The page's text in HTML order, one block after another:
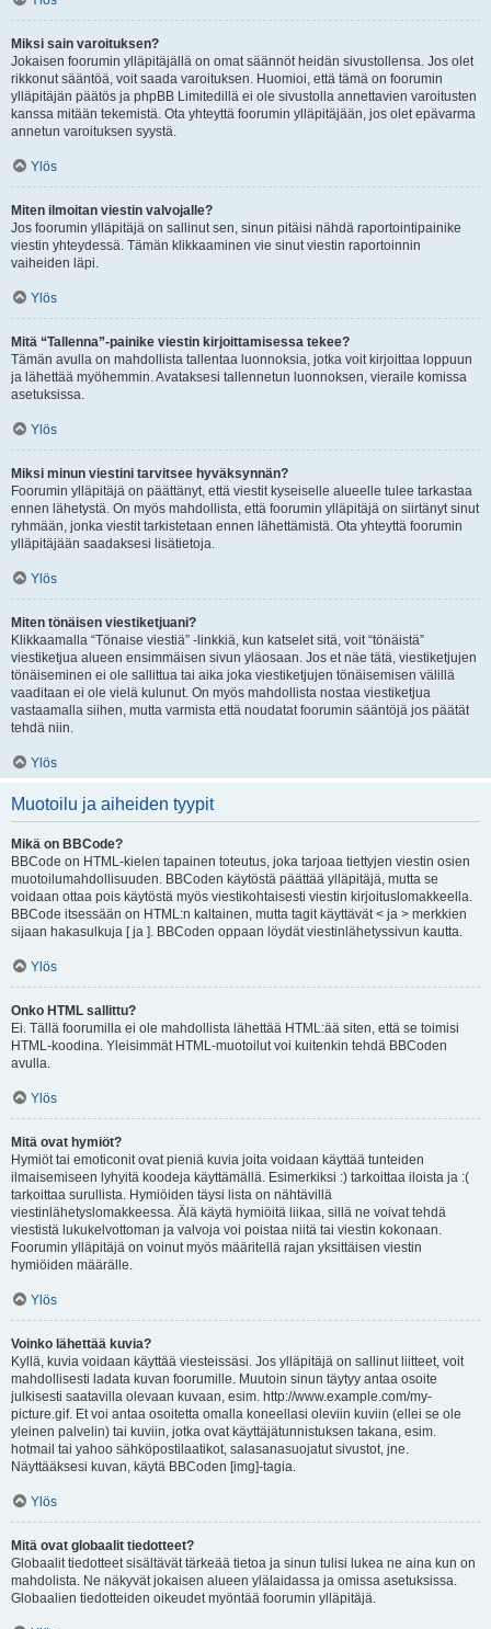
Miksi sain varoituksen?
Jokaisen foorumin ylläpitäjällä on omat säännöt heidän sivustollensa. Jos olet
rikkonut sääntöä, voit saada varoituksen. Huomioi, että tämä on foorumin
ylläpitäjän päätös ja phpBB Limitedillä ei ole sivustolla annettavien varoitusten
kanssa mitään tekemistä. Ota yhteyttä foorumin ylläpitäjään, jos olet epävarma
annetun varoituksen syystä.
Ylös
Miten ilmoitan viestin valvojalle?
Jos foorumin ylläpitäjä on sallinut sen, sinun pitäisi nähdä raportointipainike
viestin yhteydessä. Tämän klikkaaminen vie sinut viestin raportoinnin
vaiheiden läpi.
Ylös
Mitä “Tallenna”-painike viestin kirjoittamisessa tekee?
Tämän avulla on mahdollista tallentaa luonnoksia, jotka voit kirjoittaa loppuun
ja lähettää myöhemmin. Avataksesi tallennetun luonnoksen, vieraile komissa
asetuksissa.
Ylös
Miksi minun viestini tarvitsee hyväksynnän?
Foorumin ylläpitäjä on päättänyt, että viestit kyseiselle alueelle tulee tarkastaa
ennen lähetystä. On myös mahdollista, että foorumin ylläpitäjä on siirtänyt sinut
ryhmään, jonka viestit tarkistetaan ennen lähettämistä. Ota yhteyttä foorumin
ylläpitäjään saadaksesi lisätietoja.
Ylös
Miten tönäisen viestiketjuani?
Klikkaamalla “Tönaise viestiä” -linkkiä, kun katselet sitä, voit “tönäistä”
viestiketjua alueen ensimmäisen sivun yläosaan. Jos et näe tätä, viestiketjujen
tönäiseminen ei ole sallittua tai aika joka viestiketjujen tönäisemisen välillä
vaaditaan ei ole vielä kulunut. On myös mahdollista nostaa viestiketjua
vastaamalla siihen, mutta varmista että noudatat foorumin sääntöjä jos päätät
tehdä niin.
Ylös
Muotoilu ja aiheiden tyypit
Mikä on BBCode?
BBCode on HTML-kielen tapainen toteutus, joka tarjoaa tiettyjen viestin osien
muotoilumahdollisuuden. BBCoden käytöstä päättää ylläpitäjä, mutta se
voidaan ottaa pois käytöstä myös viestikohtaisesti viestin kirjoituslomakkeella.
BBCode itsessään on HTML:n kaltainen, mutta tagit käyttävät < ja > merkkien
sijaan hakasulkuja [ ja ]. BBCoden oppaan löydät viestinlähetyssivun kautta.
Ylös
Onko HTML sallittu?
Ei. Tällä foorumilla ei ole mahdollista lähettää HTML:ää siten, että se toimisi
HTML-koodina. Yleisimmät HTML-muotoilut voi kuitenkin tehdä BBCoden
avulla.
Ylös
Mitä ovat hymiöt?
Hymiöt tai emoticonit ovat pieniä kuvia joita voidaan käyttää tunteiden
ilmaisemiseen lyhyitä koodeja käyttämällä. Esimerkiksi :) tarkoittaa iloista ja :(
tarkoittaa surullista. Hymiöiden täysi lista on nähtävillä
viestinlähetyslomakkeessa. Älä käytä hymiöitä liikaa, sillä ne voivat tehdä
viestistä lukukelvottoman ja valvoja voi poistaa niitä tai viestin kokonaan.
Foorumin ylläpitäjä on voinut myös määritellä rajan yksittäisen viestin
hymiöiden määrälle.
Ylös
Voinko lähettää kuvia?
Kyllä, kuvia voidaan käyttää viesteissäsi. Jos ylläpitäjä on sallinut liitteet, voit
mahdollisesti ladata kuvan foorumille. Muutoin sinun täytyy antaa osoite
julkisesti saatavilla olevaan kuvaan, esim. http://www.example.com/my-
picture.gif. Et voi antaa osoitetta omalla koneellasi oleviin kuviin (ellei se ole
yleinen palvelin) tai kuviin, jotka ovat käyttäjätunnistuksen takana, esim.
hotmail tai yahoo sähköpostilaatikot, salasanasuojatut sivustot, jne.
Näyttääksesi kuvan, käytä BBCoden [img]-tagia.
Ylös
Mitä ovat globaalit tiedotteet?
Globaalit tiedotteet sisältävät tärkeää tietoa ja sinun tulisi lukea ne aina kun on
mahdolista. Ne näkyvät jokaisen alueen ylälaidassa ja omissa asetuksissa.
Globaalien tiedotteiden oikeudet myöntää foorumin ylläpitäjä.